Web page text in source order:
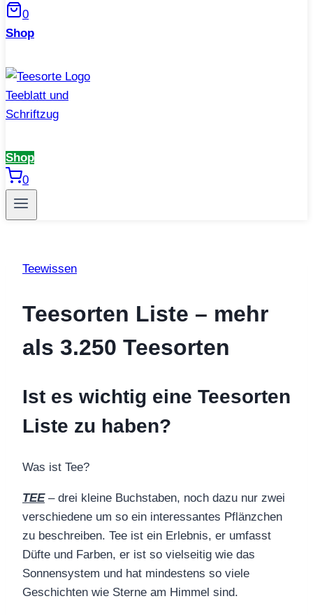
0
Shop
Shop
0
Teewissen
Teesorten Liste – mehr
als 3.250 Teesorten
Ist es wichtig eine Teesorten
Liste zu haben?
Was ist Tee?
TEE– drei kleine Buchstaben, noch dazu nur zwei
verschiedene um so ein interessantes Pflänzchen
zu beschreiben. Tee ist ein Erlebnis, er umfasst
Düfte und Farben, er ist so vielseitig wie das
Sonnensystem und hat mindestens so viele
Geschichten wie Sterne am Himmel sind.